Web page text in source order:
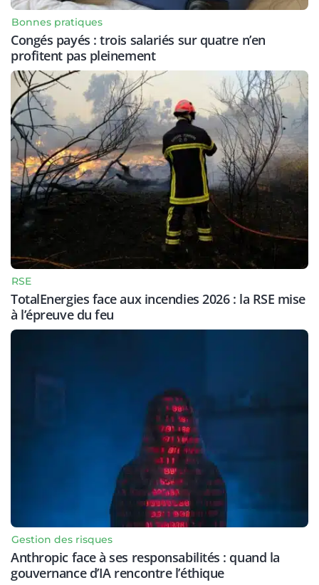
Bonnes pratiques
Congés payés : trois salariés sur quatre n’en
profitent pas pleinement
RSE
TotalEnergies face aux incendies 2026 : la RSE mise
à l’épreuve du feu
Gestion des risques
Anthropic face à ses responsabilités : quand la
gouvernance d’IA rencontre l’éthique